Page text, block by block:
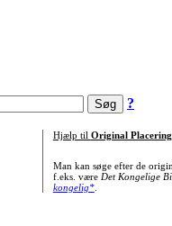
?
Hjælp til Original Placering
Man kan søge efter de
f.eks. være Det Kongelige
kongelig*.